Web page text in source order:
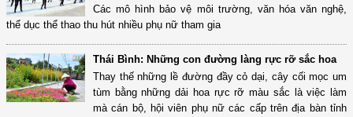
Các mô hình bảo vệ môi trường, văn hóa văn nghệ,
thể dục thể thao thu hút nhiều phụ nữ tham gia
Thái Bình: Những con đường làng rực rỡ sắc hoa
Thay thế những lề đường đầy cỏ dại, cây cối mọc um
tùm bằng những dải hoa rực rỡ màu sắc là việc làm
mà cán bộ, hội viên phụ nữ các cấp trên địa bàn tỉnh